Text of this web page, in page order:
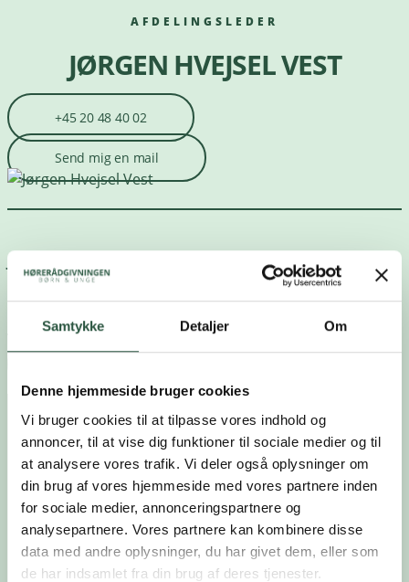
Samtykke Detaljer Om
Denne hjemmeside bruger cookies
Vi bruger cookies til at tilpasse vores indhold og
annoncer, til at vise dig funktioner til sociale medier og til
at analysere vores trafik. Vi deler også oplysninger om
din brug af vores hjemmeside med vores partnere inden
for sociale medier, annonceringspartnere og
analysepartnere. Vores partnere kan kombinere disse
data med andre oplysninger, du har givet dem, eller som
de har indsamlet fra din brug af deres tjenester.
AFDELINGSLEDER
JØRGEN HVEJSEL VEST
+45 20 48 40 02
Send mig en mail
Jeg er tilknyttet
Institut for Syn og Hørelse (ISH)
GÅ IKKE GLIP AF SPÆNDENDE NYHEDER
BLIV EN DEL AF
HØREPOSTEN